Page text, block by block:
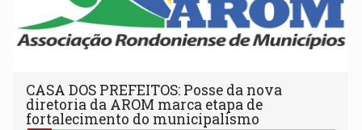
CASA DOS PREFEITOS: Posse da nova
diretoria da AROM marca etapa de
fortalecimento do municipalismo